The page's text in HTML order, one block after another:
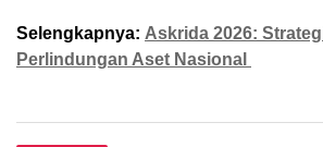
Selengkapnya: Askrida 2026:
Perlindungan Aset Nasional